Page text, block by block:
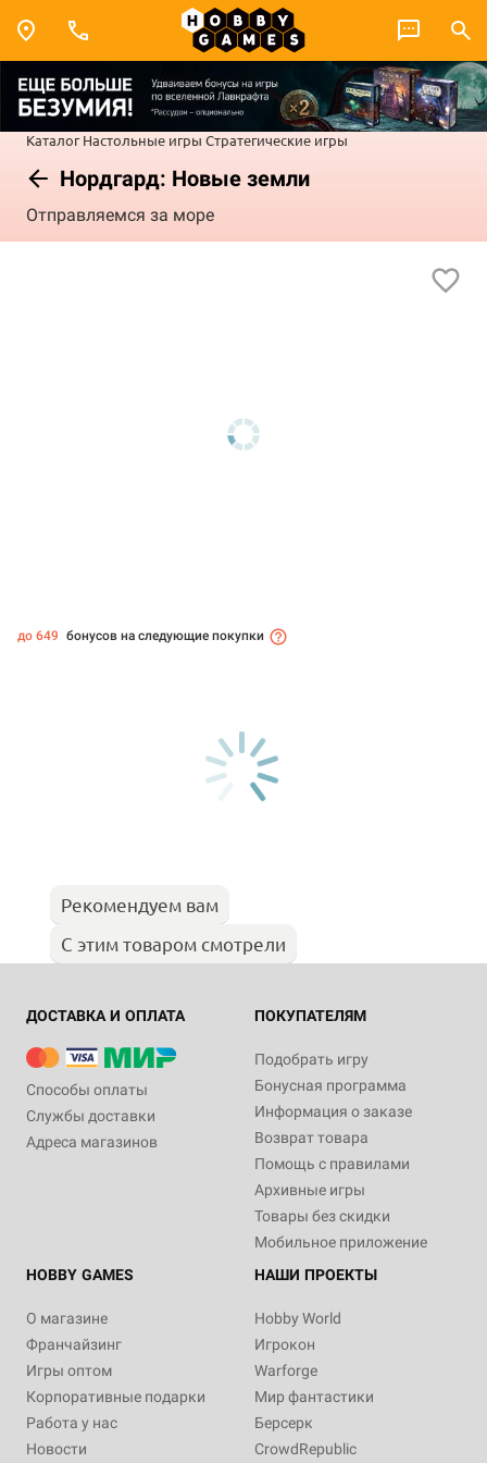
Каталог Настольные игры Стратегические игры
Нордгард: Новые земли
Отправляемся за море
до 649 бонусов на следующие покупки
Рекомендуем вам
С этим товаром смотрели
ДОСТАВКА И ОПЛАТА
Способы оплаты
Службы доставки
Адреса магазинов
ПОКУПАТЕЛЯМ
Подобрать игру
Бонусная программа
Информация о заказе
Возврат товара
Помощь с правилами
Архивные игры
Товары без скидки
Мобильное приложение
HOBBY GAMES
О магазине
Франчайзинг
Игры оптом
Корпоративные подарки
Работа у нас
Новости
НАШИ ПРОЕКТЫ
Hobby World
Игрокон
Warforge
Мир фантастики
Берсерк
CrowdRepublic